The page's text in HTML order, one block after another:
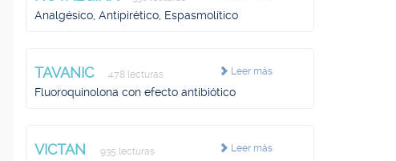
Analgésico, Antipirético, Espasmolítico
Leer más
TAVANIC 478 lecturas
Fluoroquinolona con efecto antibiótico
Leer más
VICTAN 935 lecturas